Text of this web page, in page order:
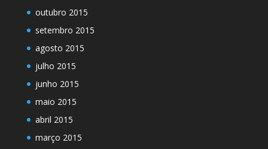
outubro 2015
setembro 2015
agosto 2015
julho 2015
junho 2015
maio 2015
abril 2015
março 2015